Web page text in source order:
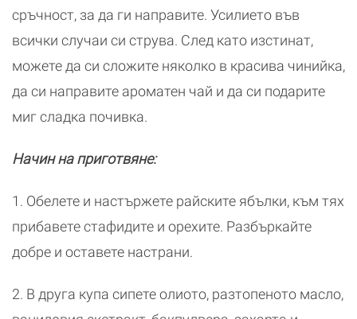
сръчност, за да ги направите. Усилието във
всички случаи си струва. След като изстинат,
можете да си сложите няколко в красива чинийка,
да си направите ароматен чай и да си подарите
миг сладка почивка.
Начин на приготвяне:
1. Обелете и настържете райските ябълки, към тях
прибавете стафидите и орехите. Разбъркайте
добре и оставете настрани.
2. В друга купа сипете олиото, разтопеното масло,